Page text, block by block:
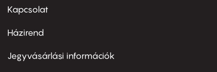
firstKapcsolat
Footer
second
Házirend
Jegyvásárlási információk